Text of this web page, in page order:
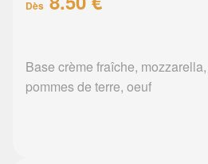
Dès
Base crème fraîche,
pommes de terre, oeuf